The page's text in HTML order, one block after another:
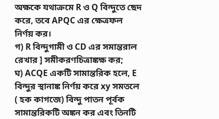
অক্ষকে যথাক্রমে R ও Q বিন্দুতে ছেদ
করে, তবে APQC এর ক্ষেত্রফল
নির্ণয় কর।
গ) R বিন্দুগামী ও CD এর সমান্তরাল
রেখার ] সমীকরণচিত্রাঙ্কক্ষ কর;
ঘ) ACQE একটি সামান্তরিক হলে, E
বিন্দুর স্থানাঙ্ক নির্ণয় করে xy সমতলে
( হক কাগজে) বিন্দু পাতন পূর্বক
সামান্তরিকটি অঙ্কন কর এবং তিনটি